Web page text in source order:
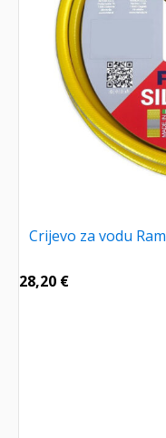
Crijevo za vodu
28,20 €